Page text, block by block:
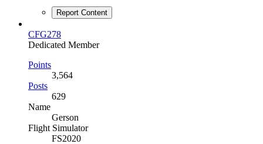
Report Content
CFG278
Dedicated Member
Points
3,564
Posts
629
Name
Gerson
Flight Simulator
FS2020